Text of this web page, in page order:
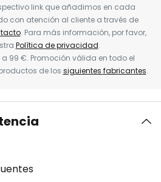
link que añadimos en cada
con atención al cliente a través de
. Para más información, por favor,
Política de privacidad.
a 99 €. Promoción válida en todo el
de los siguientes fabricantes.